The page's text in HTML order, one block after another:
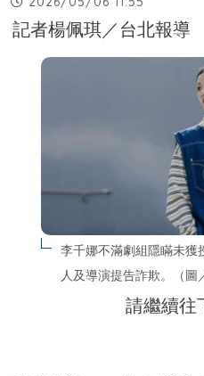
記者楊佩琪／台北報導
李千娜不滿劇組隱瞞未獲
人及導演提告詐欺。（圖
請繼續